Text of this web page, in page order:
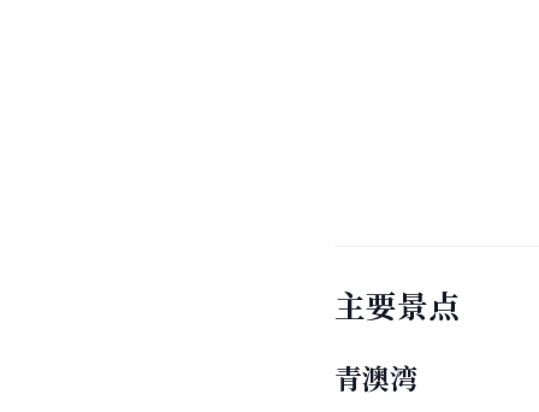
主要景点
青澳湾